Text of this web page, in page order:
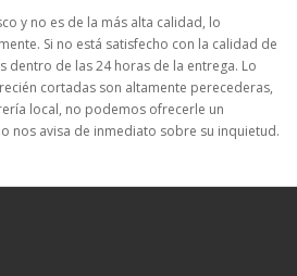
y no es de la más alta calidad, lo
Si no está satisfecho con la calidad de
dentro de las 24 horas de la entrega. Lo
cortadas son altamente perecederas,
local, no podemos ofrecerle un
nos avisa de inmediato sobre su inquietud.